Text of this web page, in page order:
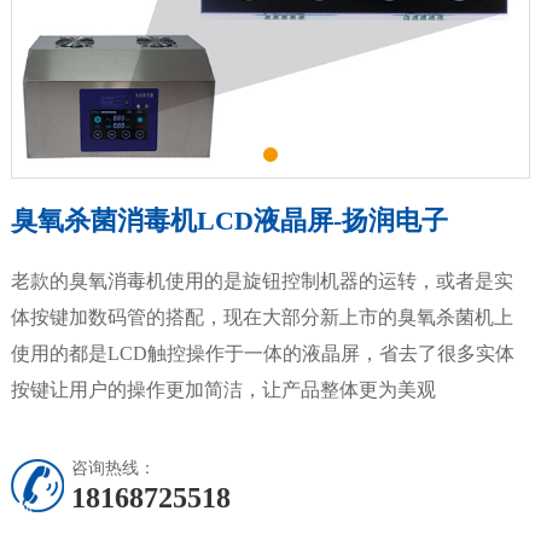
臭氧杀菌消毒机LCD液晶屏-扬润电子
老款的臭氧消毒机使用的是旋钮控制机器的运转，或者是实
体按键加数码管的搭配，现在大部分新上市的臭氧杀菌机上
使用的都是LCD触控操作于一体的液晶屏，省去了很多实体
按键让用户的操作更加简洁，让产品整体更为美观
咨询热线：
18168725518